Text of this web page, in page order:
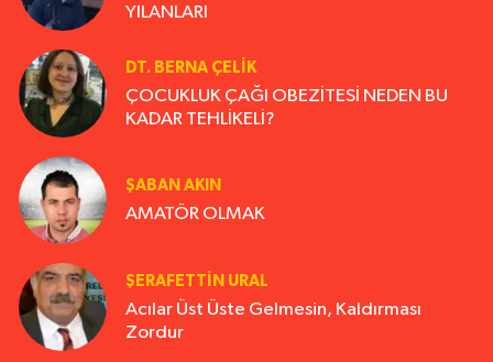
YILANLARI
DT. BERNA ÇELIK
ÇOCUKLUK ÇAĞI OBEZİTESİ NEDEN BU
KADAR TEHLİKELİ?
ŞABAN AKIN
AMATÖR OLMAK
ŞERAFETTIN URAL
Acılar Üst Üste Gelmesin, Kaldırması
Zordur